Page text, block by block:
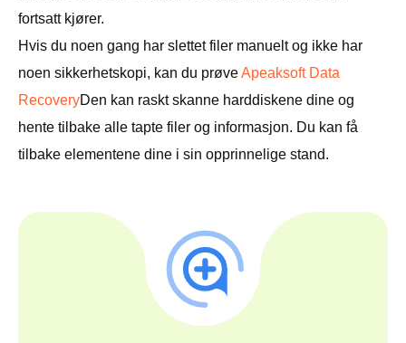
fortsatt kjører.
Hvis du noen gang har slettet filer manuelt og ikke har
noen sikkerhetskopi, kan du prøveApeaksoft Data
RecoveryDen kan raskt skanne harddiskene dine og
hente tilbake alle tapte filer og informasjon. Du kan få
tilbake elementene dine i sin opprinnelige stand.